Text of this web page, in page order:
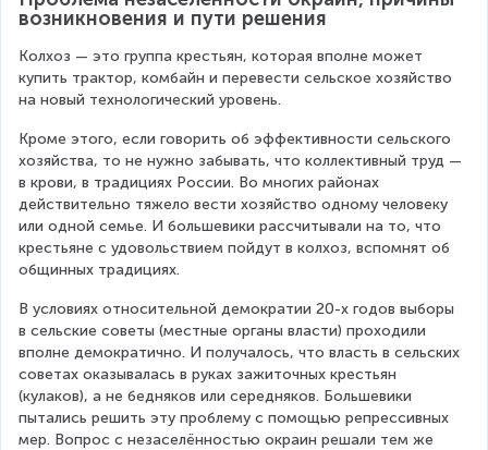
возникновения и пути решения
Колхоз — это группа крестьян, которая вполне может
купить трактор, комбайн и перевести сельское хозяйство
на новый технологический уровень.
Кроме этого, если говорить об эффективности сельского
хозяйства, то не нужно забывать, что коллективный труд —
в крови, в традициях России. Во многих районах
действительно тяжело вести хозяйство одному человеку
или одной семье. И большевики рассчитывали на то, что
крестьяне с удовольствием пойдут в колхоз, вспомнят об
общинных традициях.
В условиях относительной демократии 20-х годов выборы
в сельские советы (местные органы власти) проходили
вполне демократично. И получалось, что власть в сельских
советах оказывалась в руках зажиточных крестьян
(кулаков), а не бедняков или середняков. Большевики
пытались решить эту проблему с помощью репрессивных
мер. Вопрос с незаселённостью окраин решали тем же